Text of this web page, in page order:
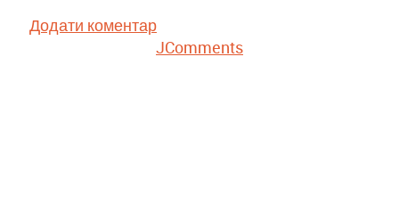
Додати коментар
JComments